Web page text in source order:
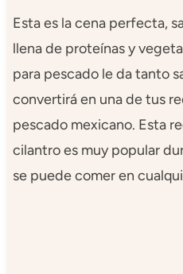
Esta es la cena perfecta,
llena de proteínas y
para pescado le da tanto
convertirá en una de tus
pescado mexicano. Esta
cilantro es muy popular
se puede comer en